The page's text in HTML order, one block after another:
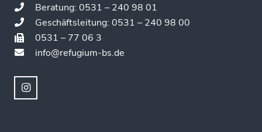
Beratung: 0531 – 240 98 01
Geschäftsleitung: 0531 – 240 98 00
0531 – 77 06 3
info@refugium-bs.de